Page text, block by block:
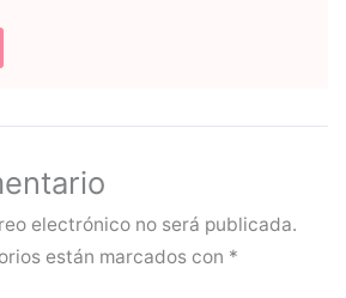
electrónico no será publicada.
están marcados con *